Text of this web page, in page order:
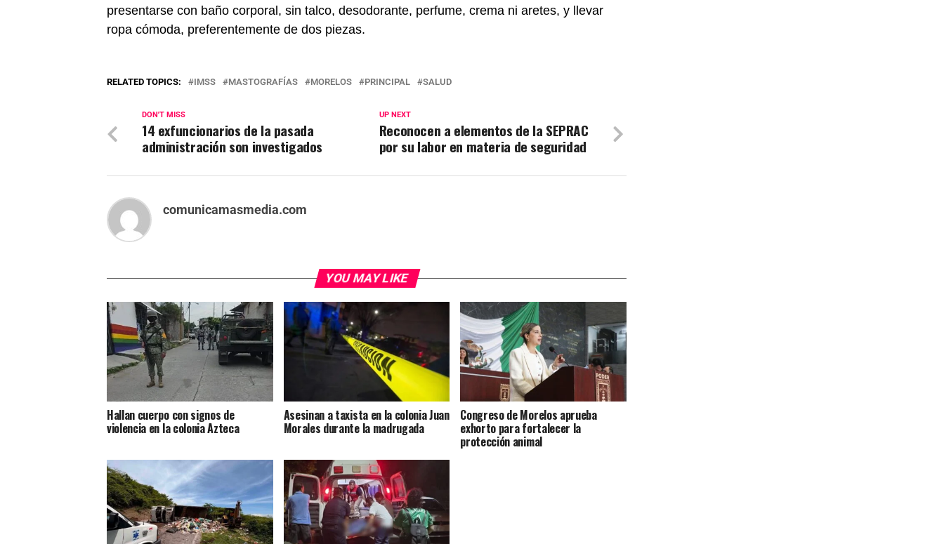
presentarse con baño corporal, sin talco, desodorante, perfume, crema ni aretes, y llevar
ropa cómoda, preferentemente de dos piezas.
RELATED TOPICS: IMSS MASTOGRAFÍAS MORELOS PRINCIPAL SALUD
UP NEXT
Reconocen a elementos de la SEPRAC
por su labor en materia de seguridad
DON'T MISS
14 exfuncionarios de la pasada
administración son investigados
comunicamasmedia.com
YOU MAY LIKE
Hallan cuerpo con signos de
violencia en la colonia Azteca
Asesinan a taxista en la colonia Juan
Morales durante la madrugada
Congreso de Morelos aprueba
exhorto para fortalecer la
protección animal